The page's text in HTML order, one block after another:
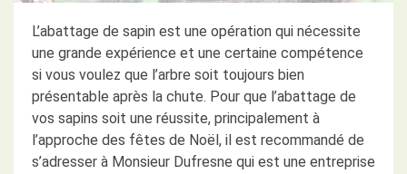
L’abattage de sapin est une opération qui nécessite
une grande expérience et une certaine compétence
si vous voulez que l’arbre soit toujours bien
présentable après la chute. Pour que l’abattage de
vos sapins soit une réussite, principalement à
l’approche des fêtes de Noël, il est recommandé de
s’adresser à Monsieur Dufresne qui est une entreprise